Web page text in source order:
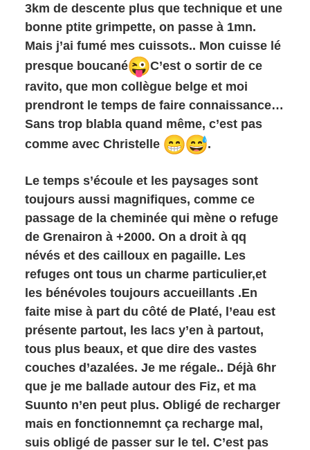
3km de descente plus que technique et une
bonne ptite grimpette, on passe à 1mn.
Mais j’ai fumé mes cuissots.. Mon cuisse lé
presque boucané
C’est o sortir de ce
ravito, que mon collègue belge et moi
prendront le temps de faire connaissance…
Sans trop blabla quand même, c’est pas
comme avec Christelle
.
Le temps s’écoule et les paysages sont
toujours aussi magnifiques, comme ce
passage de la cheminée qui mène o refuge
de Grenairon à +2000. On a droit à qq
névés et des cailloux en pagaille. Les
refuges ont tous un charme particulier,et
les bénévoles toujours accueillants .En
faite mise à part du côté de Platé, l’eau est
présente partout, les lacs y’en à partout,
tous plus beaux, et que dire des vastes
couches d’azalées. Je me régale.. Déjà 6hr
que je me ballade autour des Fiz, et ma
Suunto n’en peut plus. Obligé de recharger
mais en fonctionnemnt ça recharge mal,
suis obligé de passer sur le tel. C’est pas